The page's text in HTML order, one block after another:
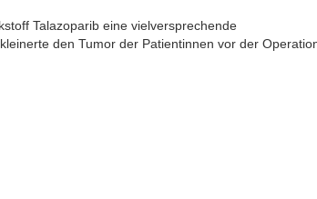
Talazoparib eine vielversprechende
den Tumor der Patientinnen vor der